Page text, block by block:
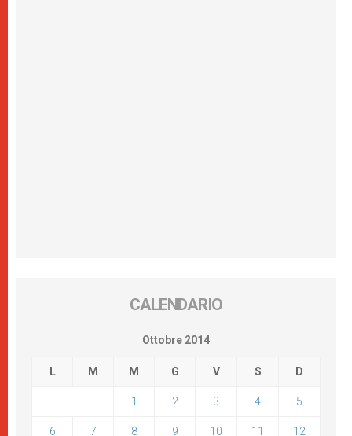
CALENDARIO
Ottobre 2014
L M M G V S D
1 2 3 4 5
6 7 8 9 10 11 12